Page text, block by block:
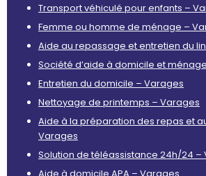
Transport véhiculé pour enfants –
Femme ou homme de ménage –
Aide au repassage et entretien du
Société d’aide à domicile et
Entretien du domicile – Varages
Nettoyage de printemps – Varages
Aide à la préparation des repas et
Varages
Solution de téléassistance 24h/24 –